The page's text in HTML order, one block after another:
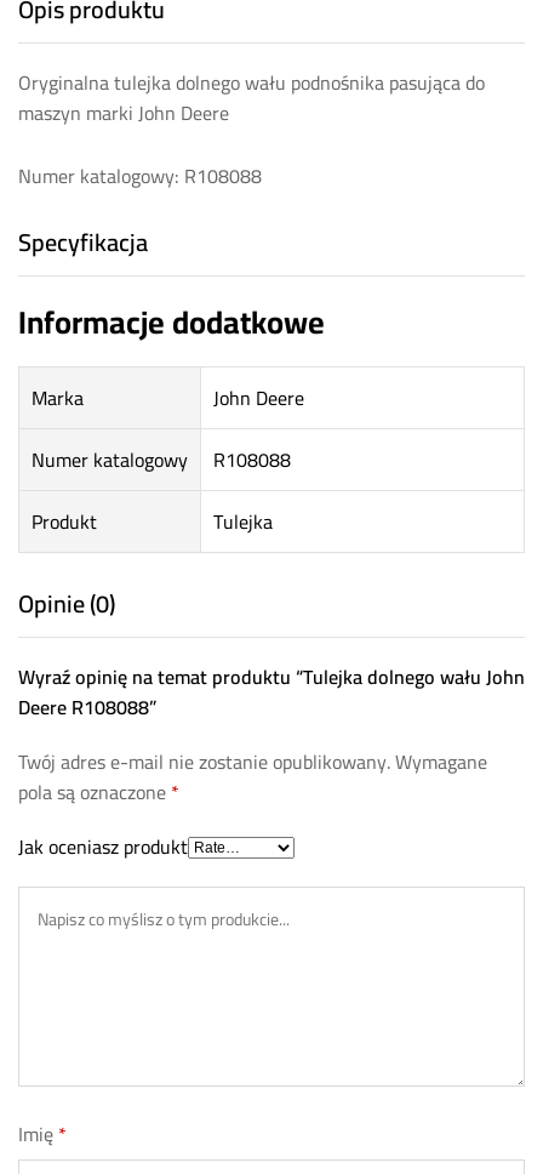
Opis produktu
Oryginalna tulejka dolnego wału podnośnika pasująca do
maszyn marki John Deere
Numer katalogowy: R108088
Specyfikacja
Informacje dodatkowe
Marka
John Deere
Numer katalogowy
R108088
Produkt
Tulejka
Opinie (0)
Wyraź opinię na temat produktu “Tulejka dolnego wału John
Deere R108088”
Twój adres e-mail nie zostanie opublikowany.Wymagane
pola są oznaczone*
Jak oceniasz produkt
Imię*